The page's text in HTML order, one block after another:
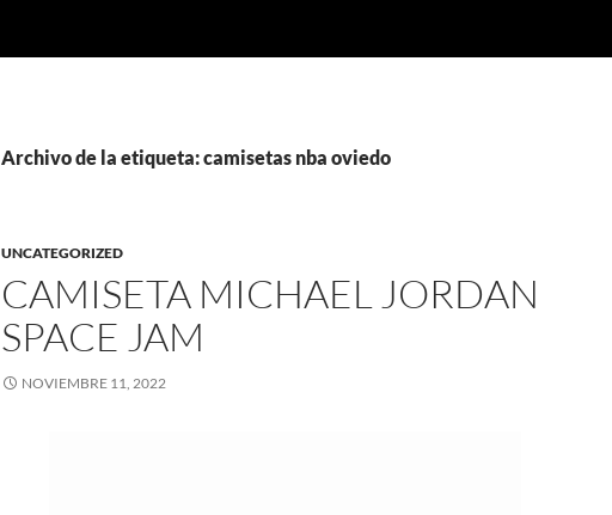
Archivo de la etiqueta: camisetas nba oviedo
UNCATEGORIZED
CAMISETA MICHAEL JORDAN
SPACE JAM
NOVIEMBRE 11, 2022